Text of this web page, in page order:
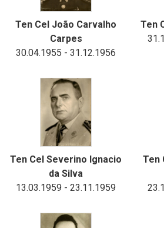
Ten Cel João Carvalho
Carpes
30.04.1955 - 31.12.1956
Ten
Ten Cel Severino Ignacio
da Silva
13.03.1959 - 23.11.1959
Ten